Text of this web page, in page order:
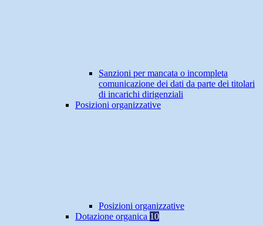
Sanzioni per mancata o incompleta
comunicazione dei dati da parte dei titolari
di incarichi dirigenziali
Posizioni organizzative
Posizioni organizzative
Dotazione organica 10